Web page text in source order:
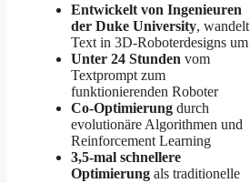
Entwickelt von Ingenieuren
der Duke University, wandelt
Text in 3D-Roboterdesigns um
Unter 24 Stunden vom
Textprompt zum
funktionierenden Roboter
Co-Optimierung durch
evolutionäre Algorithmen und
Reinforcement Learning
3,5-mal schnellere
Optimierung als traditionelle